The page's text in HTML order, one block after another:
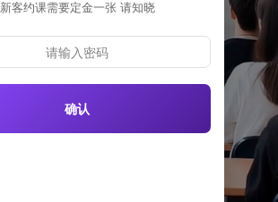
新客约课需要定金一张 请知晓
请输入密码
确认